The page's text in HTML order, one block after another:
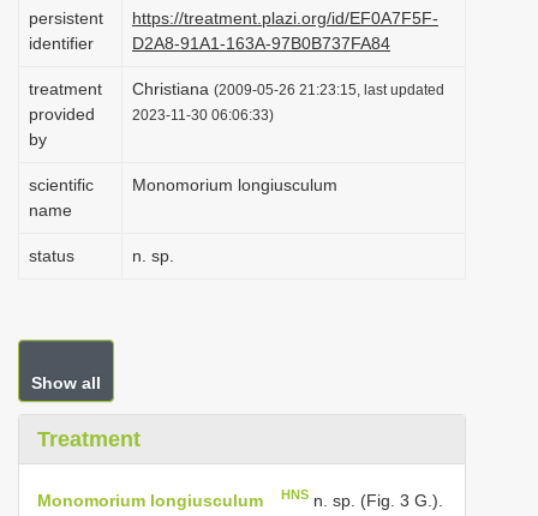
n
persistent
identifier
https://treatment.plazi.org/id/EF0A7F5F-
D2A8-91A1-163A-97B0B737FA84
treatment
provided
by
Christiana (2009-05-26 21:23:15, last updated
2023-11-30 06:06:33)
scientific
name
Monomorium longiusculum
status n. sp.
Show all
Treatment
Monomorium longiusculum HNS n. sp. (Fig. 3 G.).